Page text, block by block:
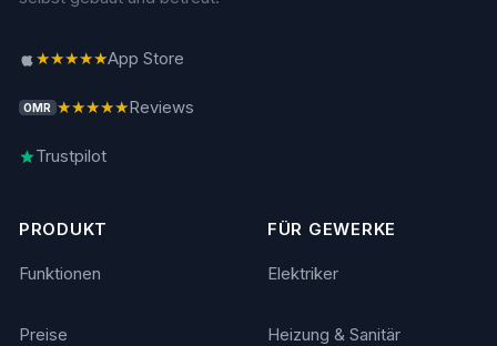
★★★★★App Store
OMR ★★★★★Reviews
Trustpilot
PRODUKT
Funktionen
Preise
FÜR GEWERKE
Elektriker
Heizung & Sanitär